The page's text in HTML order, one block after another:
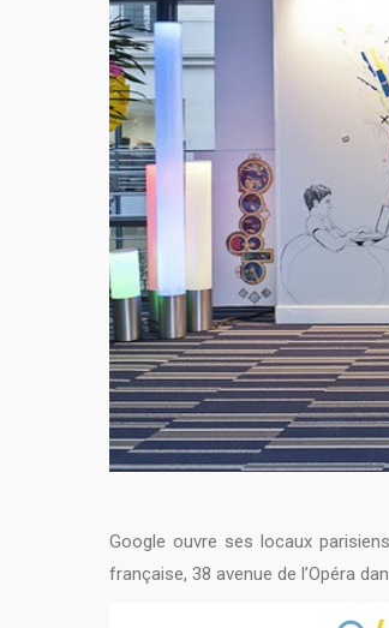
Google ouvre ses locaux
française, 38 avenue de l’Opéra